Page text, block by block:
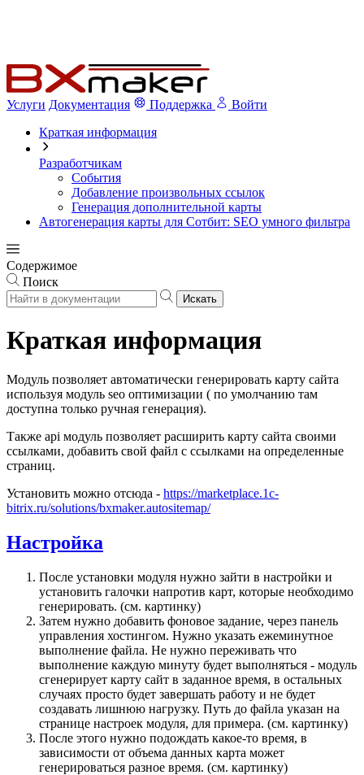
Услуги Документация Поддержка
Войти
Краткая информация
Разработчикам
События
Добавление произвольных ссылок
Генерация дополнительной карты
Автогенерация карты для Сотбит: SEO умного фильтра
Содержимое
Поиск
Искать
Краткая информация
Модуль позволяет автоматически генерировать карту сайта
используя модуль seo оптимизации ( по умолчанию там
доступна только ручная генерация).
Также api модуль позволяет расширить карту сайта своими
ссылками, добавить свой файл с ссылками на определенные
страниц.
Установить можно отсюда - https://marketplace.1c-
bitrix.ru/solutions/bxmaker.autositemap/
Настройка
После установки модуля нужно зайти в настройки и
установить галочки напротив карт, которые необходимо
генерировать. (см. картинку)
Затем нужно добавить фоновое задание, через панель
управления хостингом. Нужно указать ежеминутное
выполнение файла. Не нужно переживать что
выполнение каждую минуту будет выполняться - модуль
сгенерирует карту сайт в заданное время, в остальных
случаях просто будет завершать работу и не будет
создавать лишнюю нагрузку. Путь до файла указан на
странице настроек модуля, для примера. (см. картинку)
После этого нужно подождать какое-то время, в
зависимости от объема данных карта может
генерироваться разное время. (см. картинку)